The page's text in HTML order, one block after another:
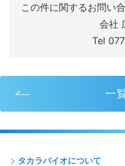
この件に関するお問い
会社
Tel
一
タカラバイオについて